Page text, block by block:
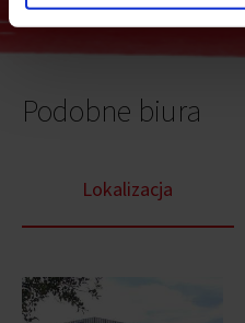
Podobne biura
Lokalizacja